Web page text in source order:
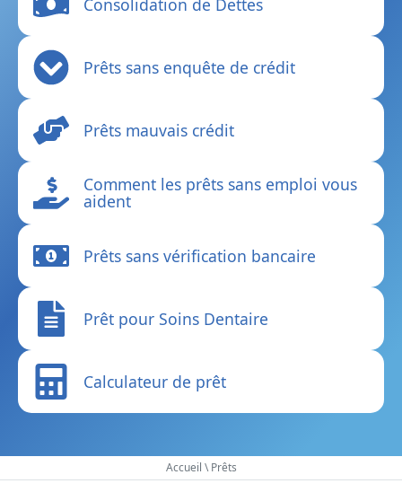
Prêts sans enquête de crédit
Prêts mauvais crédit
Comment les prêts sans emploi vous
aident
Prêts sans vérification bancaire
Prêt pour Soins Dentaire
Calculateur de prêt
Accueil \Prêts